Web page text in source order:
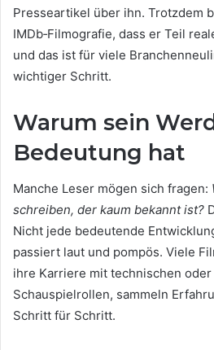
Presseartikel über ihn. Trotzdem
IMDb‑Filmografie, dass er Teil
und das ist für viele
wichtiger Schritt.
Warum sein
Bedeutung hat
Manche Leser mögen sich fragen:
schreiben, der kaum bekannt ist?
Nicht jede bedeutende
passiert laut und pompös. Viele
ihre Karriere mit technischen
Schauspielrollen, sammeln
Schritt für Schritt.